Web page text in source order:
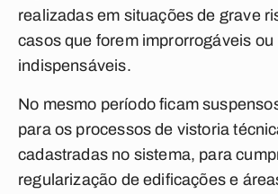
realizadas em situações de grave
casos que forem improrrogáveis ou
indispensáveis.
No mesmo período ficam
para os processos de vistoria
cadastradas no sistema, para
regularização de edificações e